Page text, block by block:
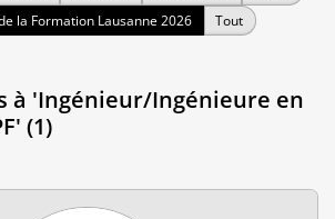
la Formation Lausanne 2026
Tout
à 'Ingénieur/Ingénieure en
(1)